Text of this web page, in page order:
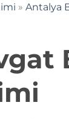
» Antalya